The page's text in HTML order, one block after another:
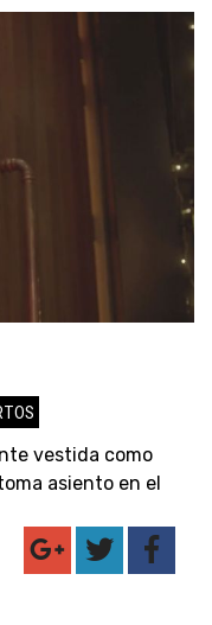
vestida como
asiento en el